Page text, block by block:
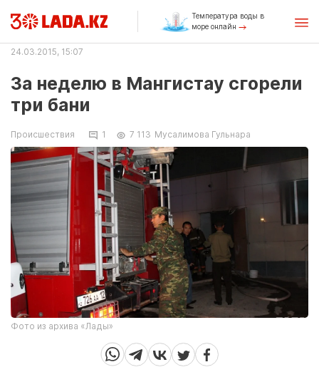
Температура воды в
море онлайн
24.03.2015, 15:07
За неделю в Мангистау сгорели
три бани
Происшествия 1 7 113 Мусалимова Гульнара
Фото из архива «Лады»